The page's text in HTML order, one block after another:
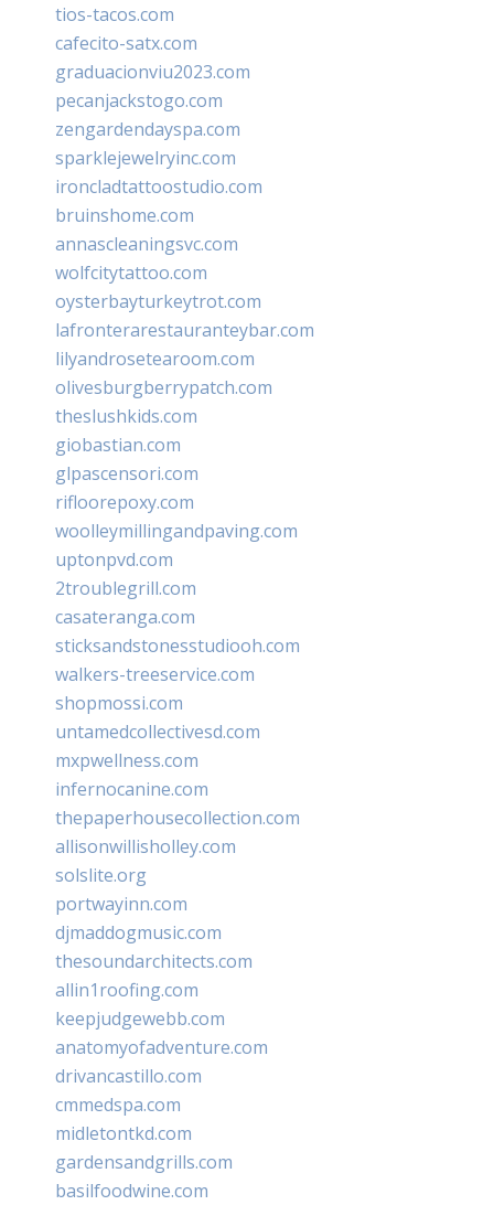
tios-tacos.com
cafecito-satx.com
graduacionviu2023.com
pecanjackstogo.com
zengardendayspa.com
sparklejewelryinc.com
ironcladtattoostudio.com
bruinshome.com
annascleaningsvc.com
wolfcitytattoo.com
oysterbayturkeytrot.com
lafronterarestauranteybar.com
lilyandrosetearoom.com
olivesburgberrypatch.com
theslushkids.com
giobastian.com
glpascensori.com
rifloorepoxy.com
woolleymillingandpaving.com
uptonpvd.com
2troublegrill.com
casateranga.com
sticksandstonesstudiooh.com
walkers-treeservice.com
shopmossi.com
untamedcollectivesd.com
mxpwellness.com
infernocanine.com
thepaperhousecollection.com
allisonwillisholley.com
solslite.org
portwayinn.com
djmaddogmusic.com
thesoundarchitects.com
allin1roofing.com
keepjudgewebb.com
anatomyofadventure.com
drivancastillo.com
cmmedspa.com
midletontkd.com
gardensandgrills.com
basilfoodwine.com